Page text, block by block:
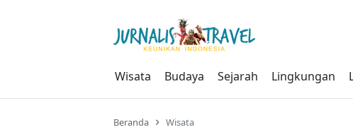
Wisata Budaya Sejarah Lingkungan
Beranda Wisata